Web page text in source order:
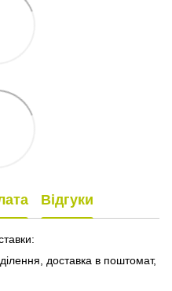
Відгуки
доставка в поштомат,